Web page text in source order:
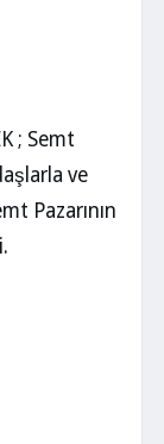
; Semt
ve
Pazarının